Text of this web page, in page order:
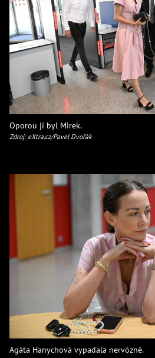
Oporou jí byl Mirek.
Zdroj: eXtra.cz/Pavel Dvořák
Agáta Hanychová vypadala nervózně.